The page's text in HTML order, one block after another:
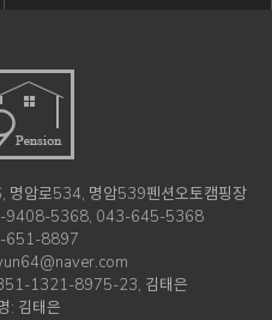
명암로534, 명암539펜션오토캠핑장
9408-5368, 043-645-5368
651-8897
351-1321-8975-23, 김태은
: 김태은